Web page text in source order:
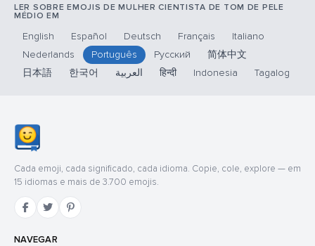
LER SOBRE EMOJIS DE MULHER CIENTISTA DE TOM DE PELE
MÉDIO EM
English Español Deutsch Français
Italiano
Nederlands
Português Русский
简体中文
日本語
한국어 العربية हिन्दी Indonesia Tagalog
Cada emoji, cada significado, cada idioma. Copie, cole, explore — em
15 idiomas e mais de 3.700 emojis.
NAVEGAR